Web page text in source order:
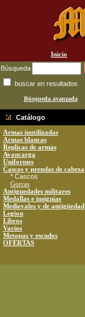
Inicio
Búsqueda
buscar en resultados
Búsqueda avanzada
Catálogo
Armas inutilizadas
Armas blancas
Replicas de armas
Avancarga
Uniformes
Cascos y prendas de cabeza
* Cascos
Gorras
Antiguedades militares
Medallas e insignias
Medievales y de antigüedad
Legion
Libros
Varios
Metopas y escudos
OFERTAS